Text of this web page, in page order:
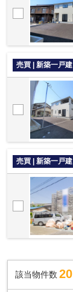
売買 | 新築一戸建
売買 | 新築一戸建
該当物件数 20